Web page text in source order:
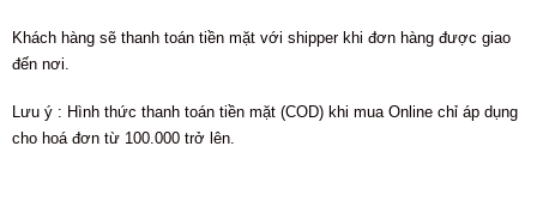
Khách hàng sẽ thanh toán tiền mặt với shipper khi đơn hàng được giao
đến nơi.
Lưu ý : Hình thức thanh toán tiền mặt (COD) khi mua Online chỉ áp dụng
cho hoá đơn từ 100.000 trở lên.